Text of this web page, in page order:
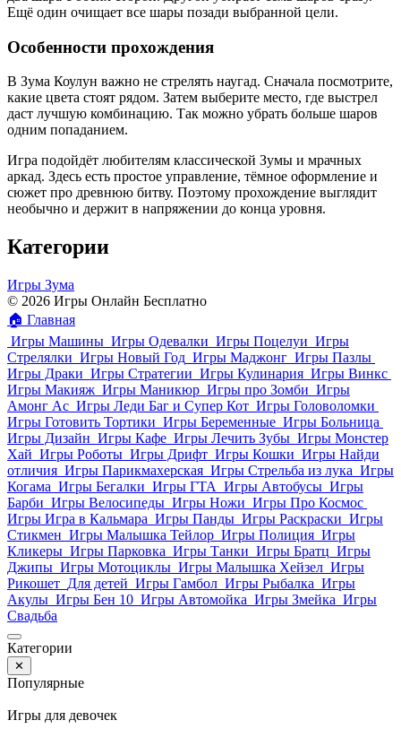
Ещё один очищает все шары позади выбранной цели.
Особенности прохождения
В Зума Коулун важно не стрелять наугад. Сначала посмотрите,
какие цвета стоят рядом. Затем выберите место, где выстрел
даст лучшую комбинацию. Так можно убрать больше шаров
одним попаданием.
Игра подойдёт любителям классической Зумы и мрачных
аркад. Здесь есть простое управление, тёмное оформление и
сюжет про древнюю битву. Поэтому прохождение выглядит
необычно и держит в напряжении до конца уровня.
Категории
Игры Зума
© 2026 Игры Онлайн Бесплатно
🏠 Главная
Игры Машины Игры Одевалки Игры Поцелуи Игры
Стрелялки Игры Новый Год Игры Маджонг Игры Пазлы
Игры Драки Игры Стратегии Игры Кулинария Игры Винкс
Игры Макияж Игры Маникюр Игры про Зомби Игры
Амонг Ас Игры Леди Баг и Супер Кот Игры Головоломки
Игры Готовить Тортики Игры Беременные Игры Больница
Игры Дизайн Игры Кафе Игры Лечить Зубы Игры Монстер
Хай Игры Роботы Игры Дрифт Игры Кошки Игры Найди
отличия Игры Парикмахерская Игры Стрельба из лука Игры
Когама Игры Бегалки Игры ГТА Игры Автобусы Игры
Барби Игры Велосипеды Игры Ножи Игры Про Космос
Игры Игра в Кальмара Игры Панды Игры Раскраски Игры
Стикмен Игры Малышка Тейлор Игры Полиция Игры
Кликеры Игры Парковка Игры Танки Игры Братц Игры
Джипы Игры Мотоциклы Игры Малышка Хейзел Игры
Рикошет Для детей Игры Гамбол Игры Рыбалка Игры
Акулы Игры Бен 10 Игры Автомойка Игры Змейка Игры
Свадьба
Категории
✕
Популярные
Игры для девочек